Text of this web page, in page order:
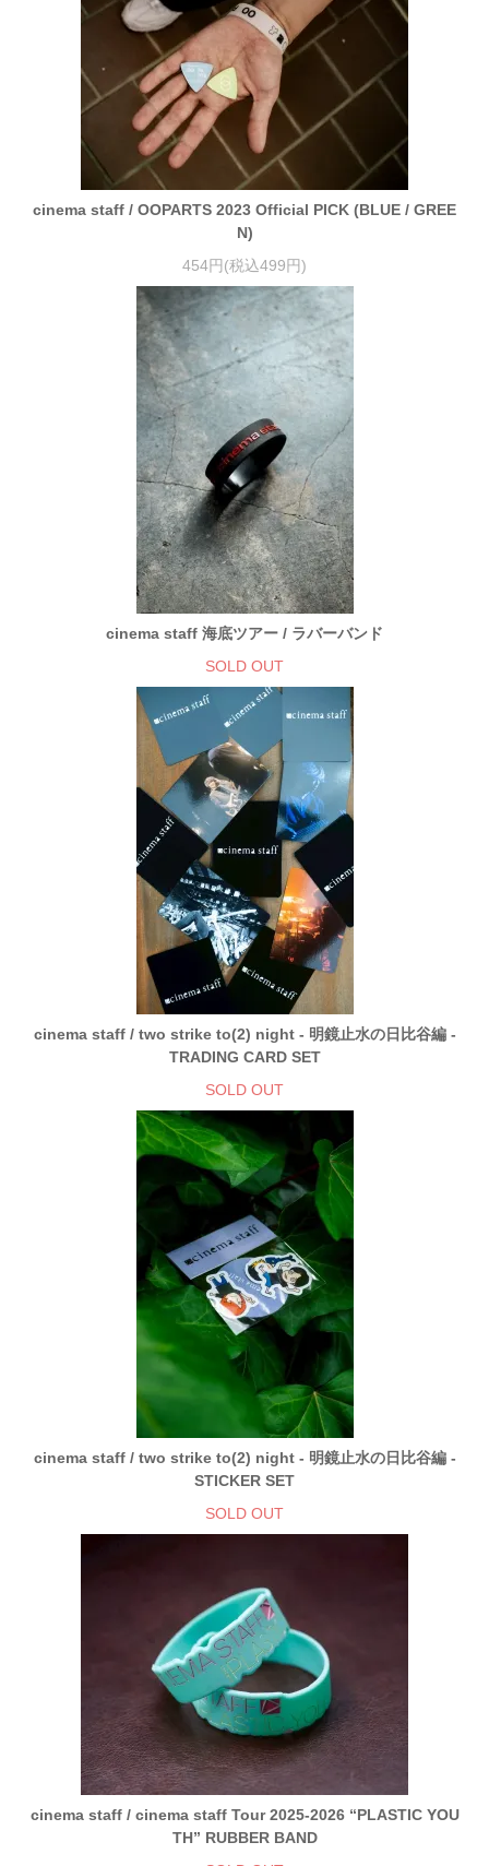
cinema staff / OOPARTS 2023 Official PICK (BLUE / GREE
N)
454円(税込499円)
cinema staff 海底ツアー / ラバーバンド
SOLD OUT
cinema staff / two strike to(2) night - 明鏡止水の日比谷編 -
TRADING CARD SET
SOLD OUT
cinema staff / two strike to(2) night - 明鏡止水の日比谷編 -
STICKER SET
SOLD OUT
cinema staff / cinema staff Tour 2025-2026 “PLASTIC YOU
TH” RUBBER BAND